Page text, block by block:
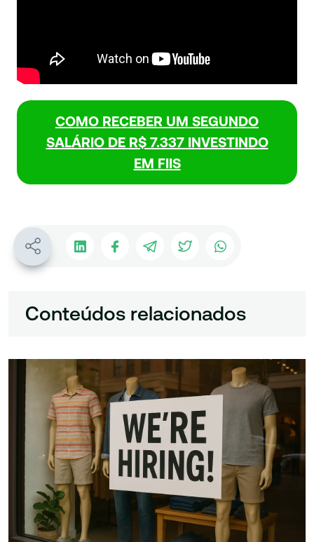
COMO RECEBER UM SEGUNDO
SALÁRIO DE R$ 7.337 INVESTINDO
EM FIIS
Conteúdos relacionados